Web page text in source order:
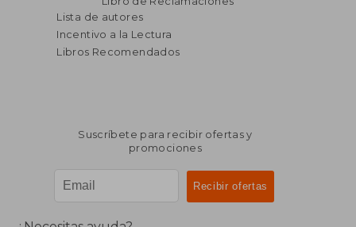
Lista de autores
Incentivo a la Lectura
Libros Recomendados
Suscríbete para recibir ofertas y
promociones